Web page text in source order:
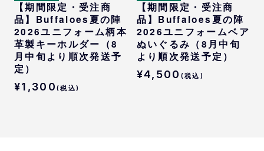
【期間限定・受注商
品】Buffaloes夏の陣
2026ユニフォーム柄本
革製キーホルダー（8
月中旬より順次発送予
定）
¥1,300 (税込)
【期間限定・受注商
品】Buffaloes夏の陣
2026ユニフォームベア
ぬいぐるみ（8月中旬
より順次発送予定）
¥4,500 (税込)